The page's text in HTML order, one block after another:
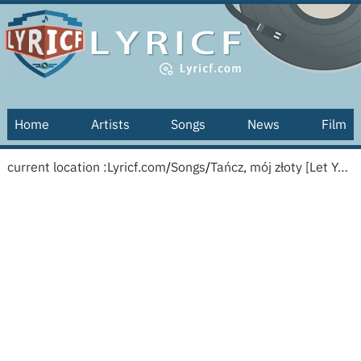
Home Artists Songs News Film
current location :Lyricf.com/Songs/ Tańcz, mój złoty [Let Yourself Go] [English translation]